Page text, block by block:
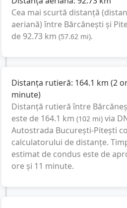
Cea mai scurtă distanță
aeriană) între Bărcănești și
de 92.73 km (57.62 mi).
Distanța rutieră: 164.1 km (2
minute)
Distanță rutieră între
este de 164.1 km (102 mi) via
Autostrada București-Pitești
calculatorului de distanțe.
estimat de condus este de
ore și 11 minute.